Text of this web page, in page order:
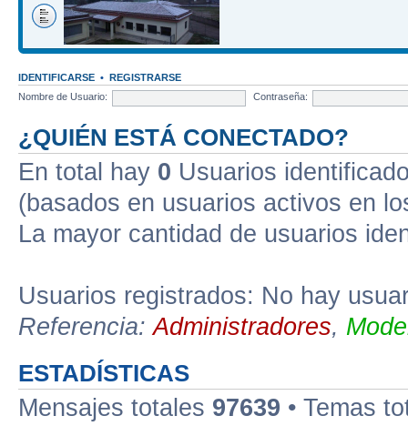
IDENTIFICARSE • REGISTRARSE
Nombre de Usuario:
Contraseña:
¿QUIÉN ESTÁ CONECTADO?
En total hay 0 Usuarios
(basados en usuarios activos en
La mayor cantidad de usuarios
Usuarios registrados: No hay
Referencia:Administradores,
ESTADÍSTICAS
Mensajes totales 97639 • Temas